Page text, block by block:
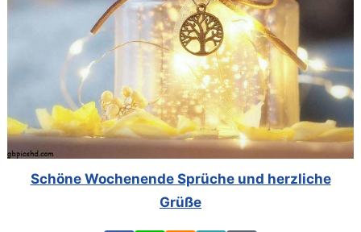
Schöne Wochenende Sprüche und herzliche
Grüße